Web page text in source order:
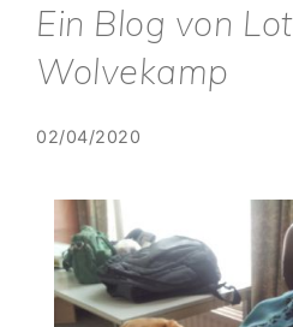
Ein Blog von
Wolvekamp
02/04/2020